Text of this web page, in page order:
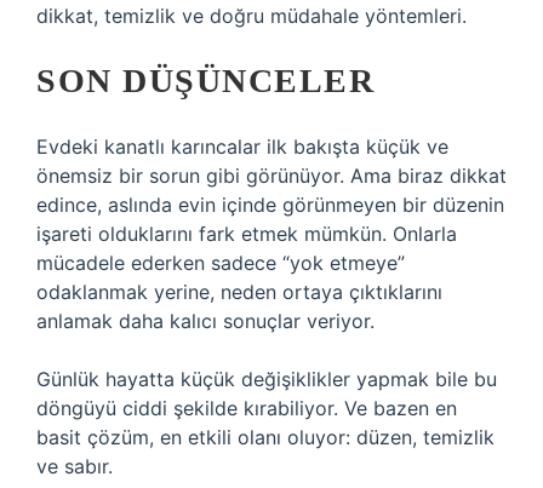
dikkat, temizlik ve doğru müdahale yöntemleri.
SON DÜŞÜNCELER
Evdeki kanatlı karıncalar ilk bakışta küçük ve
önemsiz bir sorun gibi görünüyor. Ama biraz dikkat
edince, aslında evin içinde görünmeyen bir düzenin
işareti olduklarını fark etmek mümkün. Onlarla
mücadele ederken sadece “yok etmeye”
odaklanmak yerine, neden ortaya çıktıklarını
anlamak daha kalıcı sonuçlar veriyor.
Günlük hayatta küçük değişiklikler yapmak bile bu
döngüyü ciddi şekilde kırabiliyor. Ve bazen en
basit çözüm, en etkili olanı oluyor: düzen, temizlik
ve sabır.